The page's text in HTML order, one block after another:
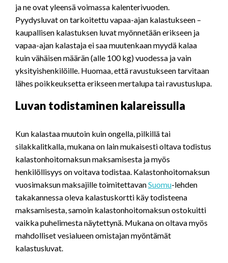
ja ne ovat yleensä voimassa kalenterivuoden.
Pyydysluvat on tarkoitettu vapaa-ajan kalastukseen –
kaupallisen kalastuksen luvat myönnetään erikseen ja
vapaa-ajan kalastaja ei saa muutenkaan myydä kalaa
kuin vähäisen määrän (alle 100 kg) vuodessa ja vain
yksityishenkilöille. Huomaa, että ravustukseen tarvitaan
lähes poikkeuksetta erikseen mertalupa tai ravustuslupa.
Luvan todistaminen kalareissulla
Kun kalastaa muutoin kuin ongella, pilkillä tai
silakkalitkalla, mukana on lain mukaisesti oltava todistus
kalastonhoitomaksun maksamisesta ja myös
henkilöllisyys on voitava todistaa. Kalastonhoitomaksun
vuosimaksun maksajille toimitettavanSuomu-lehden
takakannessa oleva kalastuskortti käy todisteena
maksamisesta, samoin kalastonhoitomaksun ostokuitti
vaikka puhelimesta näytettynä. Mukana on oltava myös
mahdolliset vesialueen omistajan myöntämät
kalastusluvat.